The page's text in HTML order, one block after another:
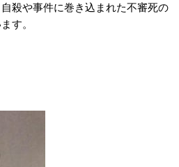
殺や事件に巻き込まれた不審死の
す。